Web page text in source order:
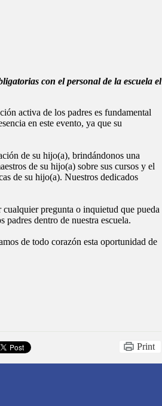
con el personal de la escuela el
activa de los padres es fundamental
en este evento, ya que su
de su hijo(a), brindándonos una
de su hijo(a) sobre sus cursos y el
de su hijo(a). Nuestros dedicados
cualquier pregunta o inquietud que pueda
dentro de nuestra escuela.
de todo corazón esta oportunidad de
Print